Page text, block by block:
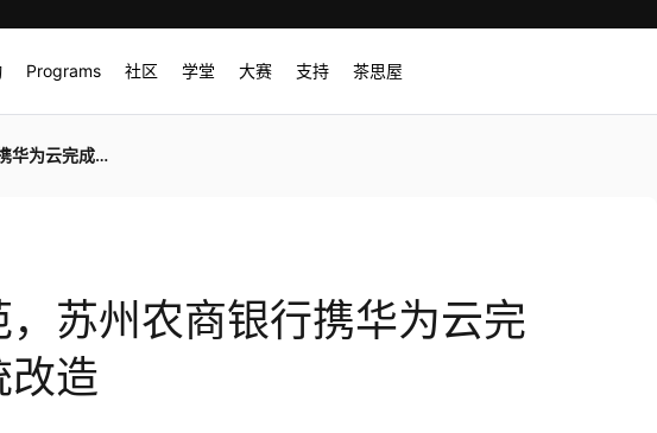
Programs 社区 学堂 大赛 支持 茶思屋
级网银系统改造
苏州农商银行携华为云完
改造